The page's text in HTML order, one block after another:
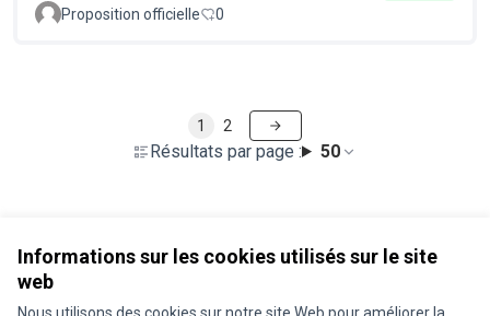
Informations sur les cookies utilisés sur le site
web
Proposition officielle
0
Résultats par page : 50
1 2